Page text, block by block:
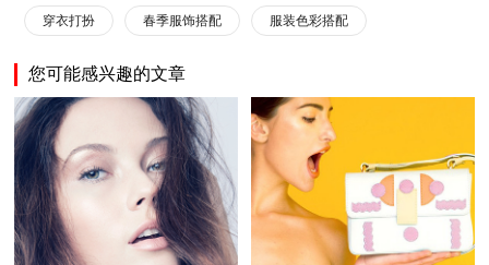
穿衣打扮 春季服饰搭配 服装色彩搭配
您可能感兴趣的文章